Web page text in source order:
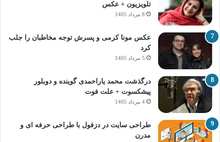
تلویزیون + عکس
8 مرداد 1405
عکس مونا کرمی و پسرش توجه مخاطبان را جلب
کرد
5 مرداد 1405
درگذشت محمد یاراحمدی گوینده و دوبلور
پیشکسوت + علت فوت
4 مرداد 1405
طراحی سایت در دزفول با طراحی حرفه‌ ای و
مدرن